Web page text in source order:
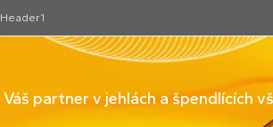
Header1
Váš partner v jehlách a špendlících